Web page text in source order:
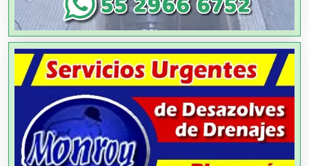
Agencias de Viajes
Agricultores
Agricultura y Ganadería